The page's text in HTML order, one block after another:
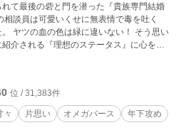
て最後の砦と門を潜った『貴族専門結婚
思い
介される『理想のステータス』に心を踊
な現実』に打ちのめされ、恋のときめき
耐えればいいのか…… 心が折れかけ
ら提案された『お見合い&デートシミュレ
ら
た、幸せの形とは―― ーーーーーー
位 / 31,383件
々 片思い オメガバース
年下攻め